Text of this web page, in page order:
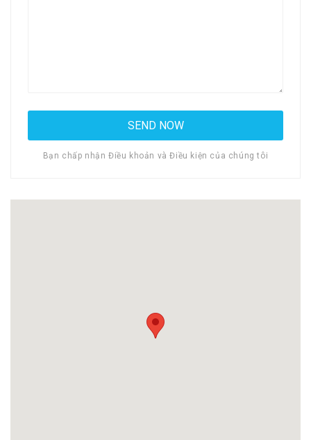
Bạn chấp nhận Điều khoản và Điều kiện của chúng tôi